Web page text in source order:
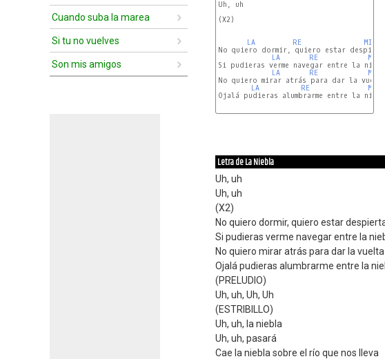
Cuando suba la marea
Si tu no vuelves
Son mis amigos
Uh, uh
(X2)
LA RE
MI
No quiero dormir, quiero estar despierta
LA
RE
MI
Si pudieras verme navegar entre la niebla
LA
RE
MI
No quiero mirar atrás para dar la vuelta
LA
RE
MI
Ojalá pudieras alumbrarme entre la niebla
Letra de La Niebla
Uh, uh
Uh, uh
(X2)
No quiero dormir, quiero estar
Si pudieras verme navegar entre la
No quiero mirar atrás para dar la vuelta
Ojalá pudieras alumbrarme entre la
(PRELUDIO)
Uh, uh, Uh, Uh
(ESTRIBILLO)
Uh, uh, la niebla
Uh, uh, pasará
Cae la niebla sobre el río que nos lleva